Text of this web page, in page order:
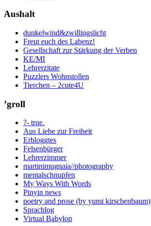
Aushalt
dunkelwind&zwillingslicht
Freut euch des Labenz!
Gesellschaft zur Stärkung der Verben
KE/MI
Lehrerzitate
Puzzlers Wohnstollen
Tierchen – 2cute4U
’groll
?- true.
Aus Liebe zur Freiheit
Erbloggtes
Felsenbürger
Lehrerzimmer
martinimugnaia//photography
mentalschnupfen
My Ways With Words
Pinyin news
poetry and prose (by yumi kirschenbaum)
Sprachlog
Virtual Babylon